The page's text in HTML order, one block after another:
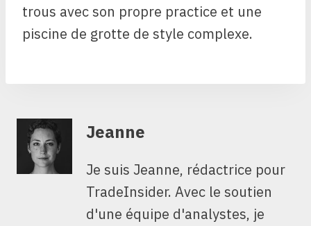
trous avec son propre practice et une
piscine de grotte de style complexe.
Jeanne
Je suis Jeanne, rédactrice pour
TradeInsider. Avec le soutien
d'une équipe d'analystes, je